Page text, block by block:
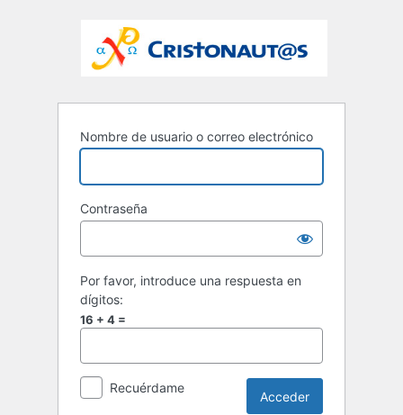
Nombre de usuario o correo electrónico
Contraseña
Por favor, introduce una respuesta en
dígitos:
16 + 4 =
Recuérdame